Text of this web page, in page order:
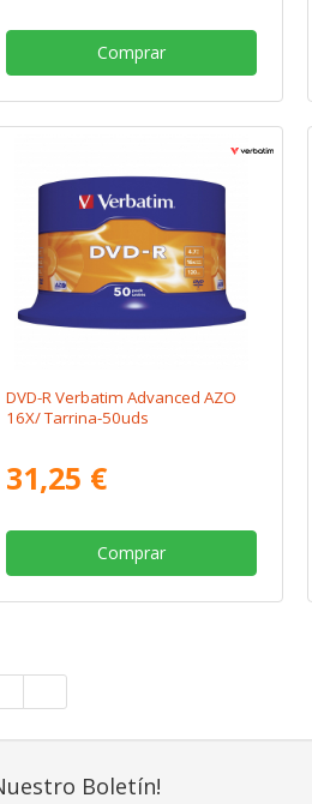
Comprar
DVD-R Verbatim Advanced AZO
16X/ Tarrina-50uds
31,25 €
Comprar
Boletín!